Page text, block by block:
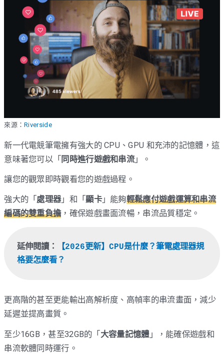
來源：Riverside
新一代電競筆電擁有強大的 CPU、GPU 和充沛的記憶體，這
意味著您可以「 同時進行遊戲和串流 」。
讓您的觀眾即時觀看您的遊戲過程。
強大的「 處理器」和「顯卡」能夠輕鬆應付遊戲運算和串流
編碼的雙重負擔，確保遊戲畫面流暢，串流品質穩定。
延伸閱讀：
【2026更新】CPU是什麼？筆電處理器規
格要怎麼看？
更高階的甚至更能輸出高解析度、高幀率的串流畫面，減少
延遲並提高畫質。
至少16GB，甚至32GB的「大容量記憶體」，能確保遊戲和
串流軟體同時運行。